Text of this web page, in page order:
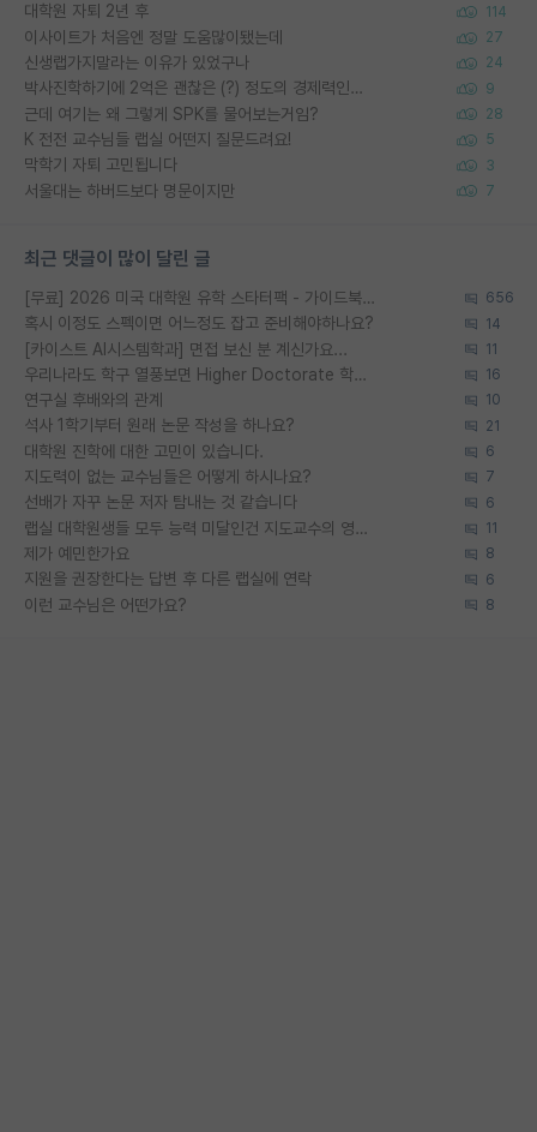
대학원 자퇴 2년 후 114
이사이트가 처음엔 정말 도움많이됐는데 27
신생랩가지말라는 이유가 있었구나 24
박사진학하기에 2억은 괜찮은 (?) 정도의 경제력인가요 9
근데 여기는 왜 그렇게 SPK를 물어보는거임? 28
K 전전 교수님들 랩실 어떤지 질문드려요! 5
막학기 자퇴 고민됩니다 3
서울대는 하버드보다 명문이지만 7
최근 댓글이 많이 달린 글
[무료] 2026 미국 대학원 유학 스타터팩 - 가이드북 & 합격자 컨택메일 템플릿 656
혹시 이정도 스펙이면 어느정도 잡고 준비해야하나요? 14
[카이스트 AI시스템학과] 면접 보신 분 계신가요... 11
우리나라도 학구 열풍보면 Higher Doctorate 학위가 필요하다고 봅니다. 16
연구실 후배와의 관계 10
석사 1학기부터 원래 논문 작성을 하나요? 21
대학원 진학에 대한 고민이 있습니다. 6
지도력이 없는 교수님들은 어떻게 하시나요? 7
선배가 자꾸 논문 저자 탐내는 것 같습니다 6
랩실 대학원생들 모두 능력 미달인건 지도교수의 영향 아닌가? 11
제가 예민한가요 8
지원을 권장한다는 답변 후 다른 랩실에 연락 6
이런 교수님은 어떤가요? 8